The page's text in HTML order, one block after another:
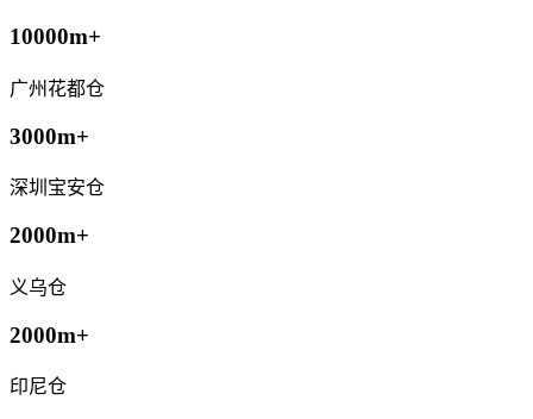
10000m+
广州花都仓
3000m+
深圳宝安仓
2000m+
义乌仓
2000m+
印尼仓